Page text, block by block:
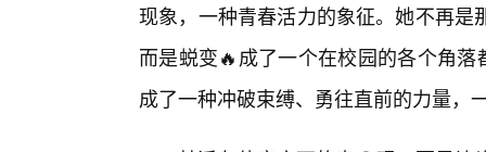
现象，一种青春活力的象征。她不再
而是蜕变🔥成了一个在校园的各个角
成了一种冲破束缚、勇往直前的力量，